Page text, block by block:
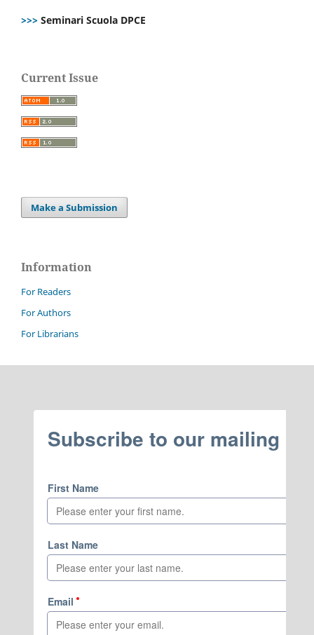
>>> Seminari Scuola DPCE
Current Issue
Make a Submission
Information
For Readers
For Authors
For Librarians